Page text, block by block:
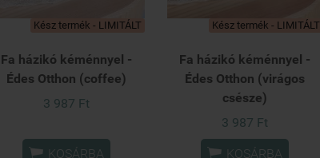
Kész termék - LIMITÁLT
Fa házikó kéménnyel -
Édes Otthon (coffee)
3 987 Ft
 KOSÁRBA
Kész termék - LIMITÁLT
Fa házikó kéménnyel -
Édes Otthon (virágos
csésze)
3 987 Ft
 KOSÁRBA